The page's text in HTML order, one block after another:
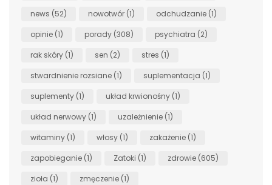
news (52) nowotwór (1) odchudzanie (1)
opinie (1) porady (308) psychiatra (2)
rak skóry (1) sen (2) stres (1)
stwardnienie rozsiane (1) suplementacja (1)
suplementy (1) układ krwionośny (1)
układ nerwowy (1) uzależnienie (1)
witaminy (1) włosy (1) zakażenie (1)
zapobieganie (1) Zatoki (1) zdrowie (605)
zioła (1) zmęczenie (1)